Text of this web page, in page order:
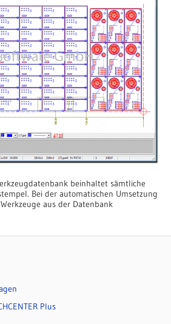
beinhaltet sämtliche
Bei der automatischen Umsetzung
aus der Datenbank
Plus